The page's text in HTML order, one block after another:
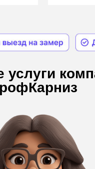
лучшие условия на
электрокарнизов,
России, гнутие и
Мы обеспечим
заказа в кратчайшие